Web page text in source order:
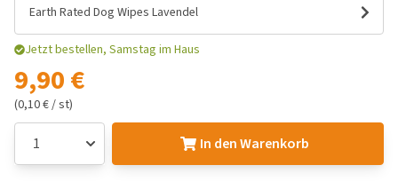
Earth Rated Dog Wipes Lavendel
Jetzt bestellen, Samstag im Haus
9,90 €
(0,10 € / st)
In den Warenkorb